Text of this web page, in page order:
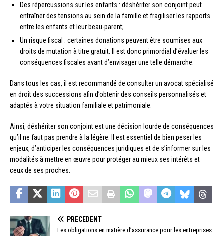
Des répercussions sur les enfants : déshériter son conjoint peut
entraîner des tensions au sein de la famille et fragiliser les rapports
entre les enfants et leur beau-parent;
Un risque fiscal : certaines donations peuvent être soumises aux
droits de mutation à titre gratuit. Il est donc primordial d’évaluer les
conséquences fiscales avant d’envisager une telle démarche.
Dans tous les cas, il est recommandé de consulter un avocat spécialisé
en droit des successions afin d’obtenir des conseils personnalisés et
adaptés à votre situation familiale et patrimoniale.
Ainsi, déshériter son conjoint est une décision lourde de conséquences
qu’il ne faut pas prendre à la légère. Il est essentiel de bien peser les
enjeux, d’anticiper les conséquences juridiques et de s’informer sur les
modalités à mettre en œuvre pour protéger au mieux ses intérêts et
ceux de ses proches.
PRÉCÉDENT
Les obligations en matière d’assurance pour les entreprises: